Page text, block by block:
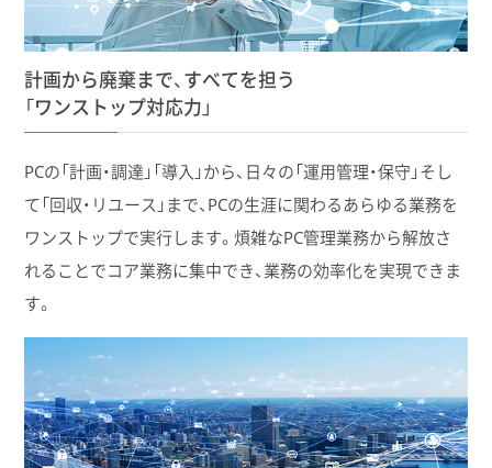
計画から廃棄まで、すべてを担う
「ワンストップ対応力」
PCの「計画・調達」「導入」から、日々の「運用管理・保守」そし
て「回収・リユース」まで、PCの生涯に関わるあらゆる業務を
ワンストップで実行します。煩雑なPC管理業務から解放さ
れることでコア業務に集中でき、業務の効率化を実現できま
す。